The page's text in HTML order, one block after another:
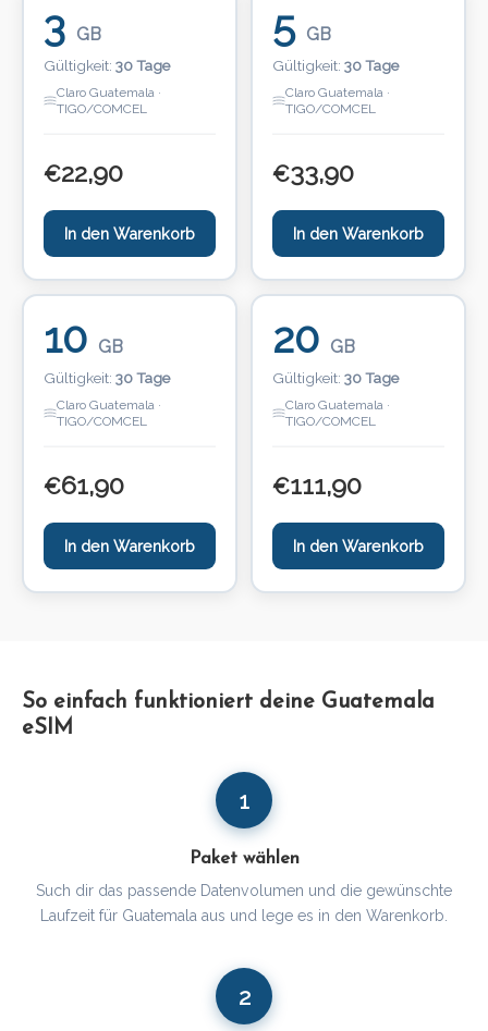
3 GB
Gültigkeit: 30 Tage
Claro Guatemala ·
TIGO/COMCEL
€22,90
In den Warenkorb
5 GB
Gültigkeit: 30 Tage
Claro Guatemala ·
TIGO/COMCEL
€33,90
In den Warenkorb
10 GB
Gültigkeit: 30 Tage
Claro Guatemala ·
TIGO/COMCEL
€61,90
In den Warenkorb
20 GB
Gültigkeit: 30 Tage
Claro Guatemala ·
TIGO/COMCEL
€111,90
In den Warenkorb
So einfach funktioniert deine Guatemala
eSIM
1
Paket wählen
Such dir das passende Datenvolumen und die gewünschte
Laufzeit für Guatemala aus und lege es in den Warenkorb.
2